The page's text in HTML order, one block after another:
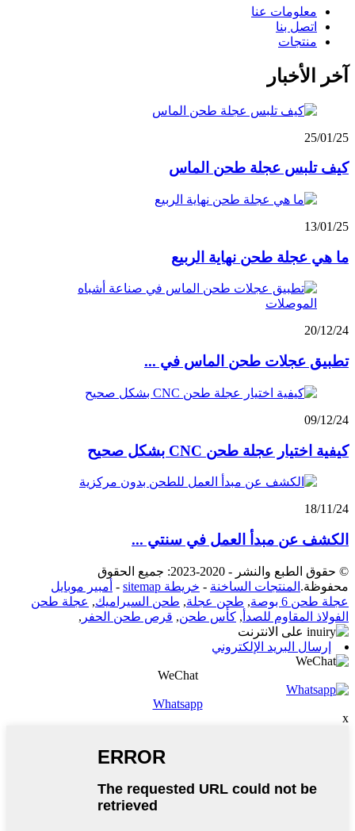
معلومات عنا
اتصل بنا
منتجات
آخر الأخبار
25/01/25
كيف تلبس عجلة طحن الماس
13/01/25
ما هي عجلة طحن نهاية الربيع
20/12/24
تطبيق عجلات طحن الماس في ...
09/12/24
كيفية اختيار عجلة طحن CNC بشكل صحيح
18/11/24
الكشف عن مبدأ العمل في سنتي ...
© حقوق الطبع والنشر - 2020-2023: جميع الحقوق
محفوظة. المنتجات الساخنة - خريطة sitemap - أمبير موبايل
عجلة طحن 6 بوصة
, طحن عجلة, طحن السيراميك, عجلة طحن
الفولاذ المقاوم للصدأ , كأس طحن, قرص طحن الحفر ,
إرسال البريد الإلكتروني
WeChat
Whatsapp
x